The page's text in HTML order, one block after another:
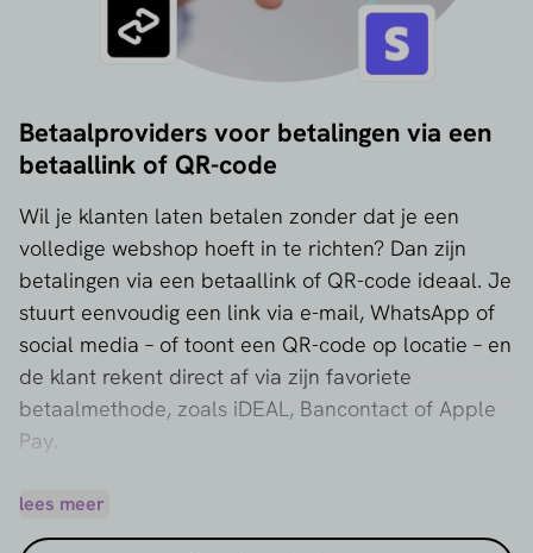
Betaalproviders voor betalingen via een
betaallink of QR-code
Wil je klanten laten betalen zonder dat je een
volledige webshop hoeft in te richten? Dan zijn
betalingen via een betaallink of QR-code ideaal. Je
stuurt eenvoudig een link via e-mail, WhatsApp of
social media – of toont een QR-code op locatie – en
de klant rekent direct af via zijn favoriete
betaalmethode, zoals iDEAL, Bancontact of Apple
Pay.
oplossingen voor dit soort snelle en laagdrempelige
betalingen. Denk aan ondernemers in de horeca,
lees meer